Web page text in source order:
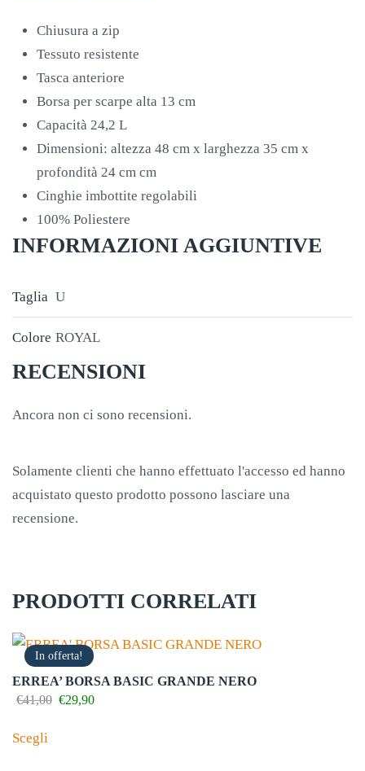
Chiusura a zip
Tessuto resistente
Tasca anteriore
Borsa per scarpe alta 13 cm
Capacità 24,2 L
Dimensioni: altezza 48 cm x larghezza 35 cm x
profondità 24 cm cm
Cinghie imbottite regolabili
100% Poliestere
INFORMAZIONI AGGIUNTIVE
Taglia U
Colore ROYAL
RECENSIONI
Ancora non ci sono recensioni.
Solamente clienti che hanno effettuato l'accesso ed hanno
acquistato questo prodotto possono lasciare una
recensione.
PRODOTTI CORRELATI
In offerta!
ERREA’ BORSA BASIC GRANDE NERO
€41,00 Il€29,90Il
Scegliprodotto